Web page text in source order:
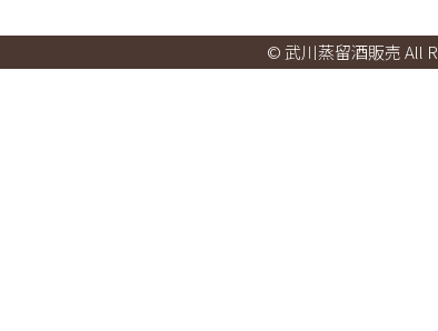
© 武川蒸留酒販売 All